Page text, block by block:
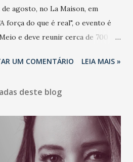
agosto, no La Maison, em
força do que é real", o evento é
e deve reunir cerca de 700
Desde 2022, o NM2B
reunindo profissionais de marcas
TikTok e M. Dias Branco.
um momento em que autenticidade
nas conversas sobre marca,
UM COMENTÁRIO LEIA MAIS »
deste blog